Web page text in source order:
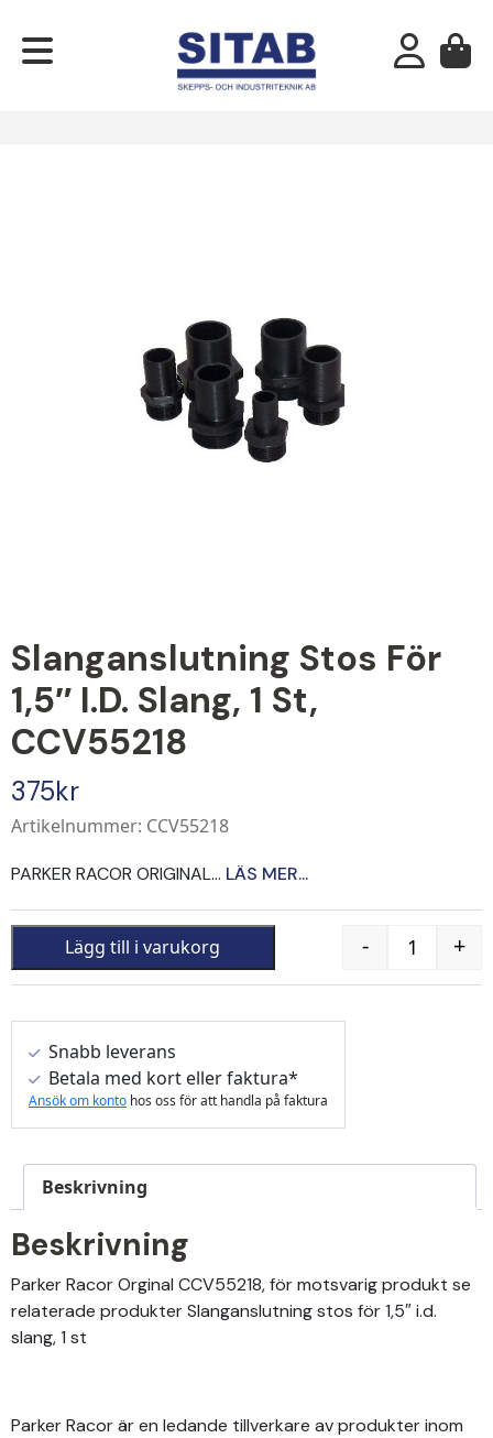
Slanganslutning Stos För
1,5″ I.d. Slang, 1 St,
CCV55218
375kr
Artikelnummer: CCV55218
PARKER RACOR ORIGINAL... LÄS MER...
Quantity
- +
Lägg till i varukorg
Snabb leverans
Betala med kort eller faktura*
Ansök om konto hos oss för att handla på faktura
Beskrivning
Beskrivning
Parker Racor Orginal CCV55218, för motsvarig produkt se
relaterade produkter Slanganslutning stos för 1,5″ i.d.
slang, 1 st
Parker Racor är en ledande tillverkare av produkter inom